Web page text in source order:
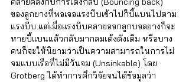
ของลูกยางที่พอเจอแรงบีบเข้าไปก็บี้แบนไปตาม
แรงบีบ แต่เมื่อแรงบีบคลายออกลูกบอลยางก็จะ
หายบี้แบนแล้วกลับมากลมเด้งดังเดิม หรือบาง
คนก็จะให้นิยามว่าเป็นความสามารถในการไม่
จมแบบเรือที่ไม่มีวันจม (Unsinkable) โดย
Grotberg ได้ทำการศึกวิจัยจนได้ข้อมูลว่า